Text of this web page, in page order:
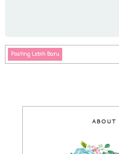
Posting Lebih Baru
ABOUT